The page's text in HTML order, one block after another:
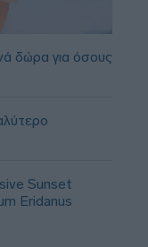
δώρα για όσους
Sunset
Eridanus